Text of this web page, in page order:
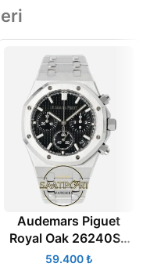
Audemars Piguet
Royal Oak 26240ST
Siyah Kadran APS
₺